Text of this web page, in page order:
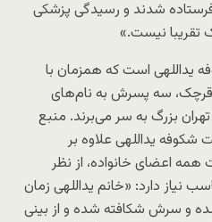
شدند و رسیدگی پزشکی
تقریبا نیست.»
یداللهی است که همزمان با
قرچک، سه پسرش به نام‌های
تهران بزرگ به سر می‌برند. منبع
یداللهی علاوه بر
اعضای خانواده، از نظر
نیاز دارد: «خانم یداللهی زمان
و سرش شکافته شده و از بینی